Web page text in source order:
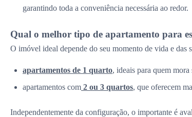
garantindo toda a conveniência necessária ao redor.
Qual o melhor tipo de apartamento para
O imóvel ideal depende do seu momento de vida e das
apartamentos de 1 quarto, ideais para quem
apartamentos com 2 ou 3 quartos, que oferecem
Independentemente da configuração, o importante é